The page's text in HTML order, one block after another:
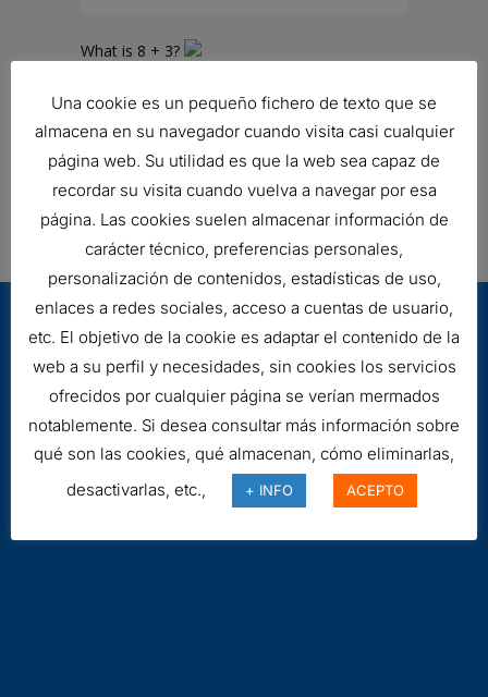
What is 8 + 3?
Aviso legal
Cookies
Una cookie es un pequeño fichero de texto que se
almacena en su navegador cuando visita casi cualquier
página web. Su utilidad es que la web sea capaz de
recordar su visita cuando vuelva a navegar por esa
página. Las cookies suelen almacenar información de
carácter técnico, preferencias personales,
personalización de contenidos, estadísticas de uso,
enlaces a redes sociales, acceso a cuentas de usuario,
etc. El objetivo de la cookie es adaptar el contenido de la
web a su perfil y necesidades, sin cookies los servicios
ofrecidos por cualquier página se verían mermados
notablemente. Si desea consultar más información sobre
qué son las cookies, qué almacenan, cómo eliminarlas,
desactivarlas, etc.,
+ INFO ACEPTO